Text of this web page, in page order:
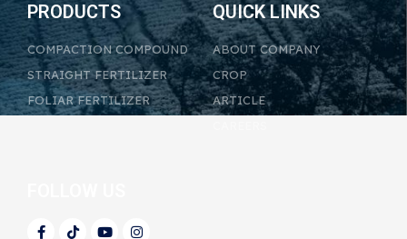
PRODUCTS
COMPACTION COMPOUND
STRAIGHT FERTILIZER
FOLIAR FERTILIZER
QUICK LINKS
ABOUT COMPANY
CROP
ARTICLE